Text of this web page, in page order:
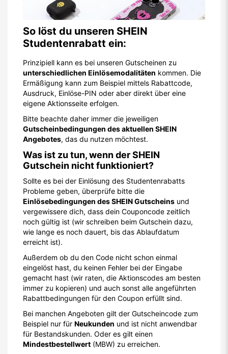
So löst du unseren SHEIN
Studentenrabatt ein:
Prinzipiell kann es bei unseren Gutscheinen zu
unterschiedlichen Einlösemodalitäten kommen. Die
Ermäßigung kann zum Beispiel mittels Rabattcode,
Ausdruck, Einlöse-PIN oder aber direkt über eine
eigene Aktionsseite erfolgen.
Bitte beachte daher immer die jeweiligen
Gutscheinbedingungen des aktuellen SHEIN
Angebotes, das du nutzen möchtest.
Was ist zu tun, wenn der SHEIN
Gutschein nicht funktioniert?
Sollte es bei der Einlösung des Studentenrabatts
Probleme geben, überprüfe bitte die
Einlösebedingungen des SHEIN Gutscheins und
vergewissere dich, dass dein Couponcode zeitlich
noch gültig ist (wir schreiben beim Gutschein dazu,
wie lange es noch dauert, bis das Ablaufdatum
erreicht ist).
Außerdem ob du den Code nicht schon einmal
eingelöst hast, du keinen Fehler bei der Eingabe
gemacht hast (wir raten, die Aktionscodes am besten
immer zu kopieren) und auch sonst alle angeführten
Rabattbedingungen für den Coupon erfüllt sind.
Bei manchen Angeboten gilt der Gutscheincode zum
Beispiel nur für Neukunden und ist nicht anwendbar
für Bestandskunden. Oder es gilt einen
Mindestbestellwert (MBW) zu erreichen.